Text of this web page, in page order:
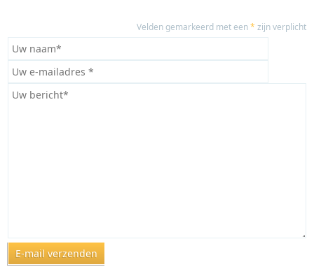
Velden gemarkeerd met een* zijn verplicht